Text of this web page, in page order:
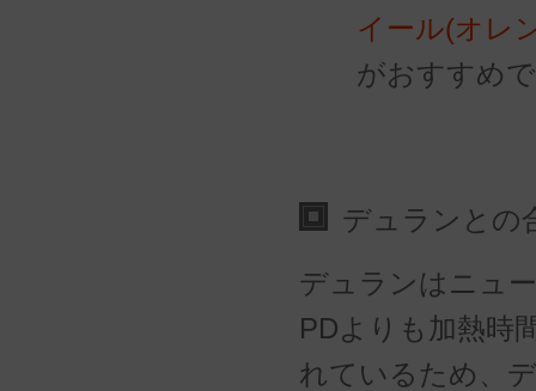
イール(オレ
がおすすめ
デュランとの
デュランはニュ
PDよりも加熱時
れているため、